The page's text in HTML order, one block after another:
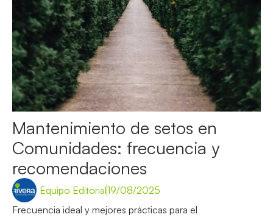
Mantenimiento de setos en
Comunidades: frecuencia y
recomendaciones
Equipo Editorial19/08/2025
Frecuencia ideal y mejores prácticas para el